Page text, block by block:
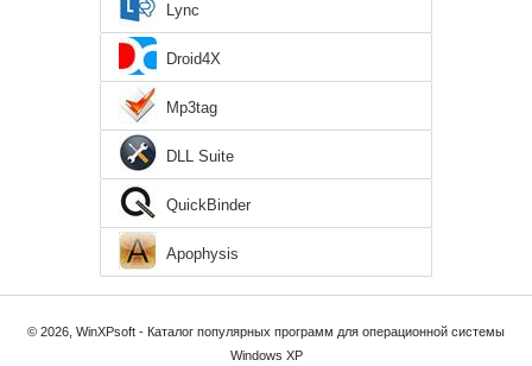
Lync
Droid4X
Mp3tag
DLL Suite
QuickBinder
Apophysis
© 2026, WinXPsoft - Каталог популярных программ для операционной системы
Windows XP